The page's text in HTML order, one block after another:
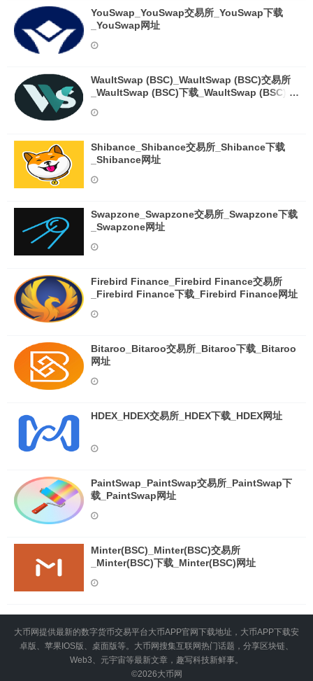
YouSwap_YouSwap交易所_YouSwap下载
_YouSwap网址
WaultSwap (BSC)_WaultSwap (BSC)交易所
_WaultSwap (BSC)下载_WaultSwap (BSC)网
Shibance_Shibance交易所_Shibance下载
_Shibance网址
Swapzone_Swapzone交易所_Swapzone下载
_Swapzone网址
Firebird Finance_Firebird Finance交易所
_Firebird Finance下载_Firebird Finance网址
Bitaroo_Bitaroo交易所_Bitaroo下载_Bitaroo
网址
HDEX_HDEX交易所_HDEX下载_HDEX网址
PaintSwap_PaintSwap交易所_PaintSwap下
载_PaintSwap网址
Minter(BSC)_Minter(BSC)交易所
_Minter(BSC)下载_Minter(BSC)网址
大币网提供最新的数字货币交易平台大币APP官网下载地址，大币APP下载安
卓版、苹果IOS版、桌面版等。大币网搜集互联网热门话题，分享区块链、
Web3、元宇宙等最新文章，趣写科技新鲜事。
©2026大币网